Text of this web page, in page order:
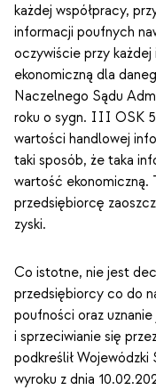
każdej współpracy,
informacji poufnych
oczywiście przy
ekonomiczną dla
Naczelnego Sądu
roku o sygn. III OSK
wartości handlowej
taki sposób, że taka
wartość ekonomiczną.
przedsiębiorcę
zyski.
Co istotne, nie jest
przedsiębiorcy co do
poufności oraz
i sprzeciwianie się
podkreślił
wyroku z dnia